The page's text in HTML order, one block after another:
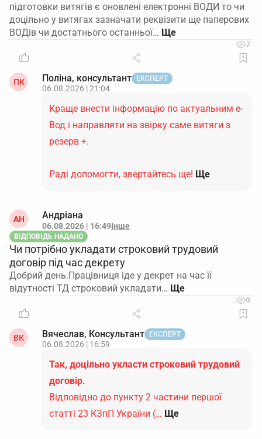
підготовки витягів є оновлені електронні ВОДИ то чи
доцільно у витягах зазначати реквізити ще паперових
ВОДів чи достатнього останньої…
7
ПК Поліна, консультант ЕКСПЕРТ
06.08.2026 | 21:04
Краще внести інформацію по актуальним е-
Вод і направляти на звірку саме витяги з
резерв +.
Раді допомогти, звертайтесь ще! Ще
АН Андріана
06.08.2026 | 16:49Інше
ВІДПОВІДЬ НАДАНО
Чи потрібно укладати строковий трудовий
договір під час декрету
Добрий день.Працівниця іде у декрет на час її
відутності ТД строковий укладати…
9
ВК Вячеслав, Консультант ЕКСПЕРТ
06.08.2026 | 16:59
Так, доцільно укласти строковий трудовий
договір.
Відповідно до пункту 2 частини першої
статті 23 КЗпП України (… Ще